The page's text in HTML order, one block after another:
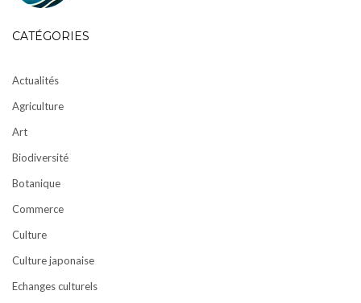
CATÉGORIES
Actualités
Agriculture
Art
Biodiversité
Botanique
Commerce
Culture
Culture japonaise
Echanges culturels